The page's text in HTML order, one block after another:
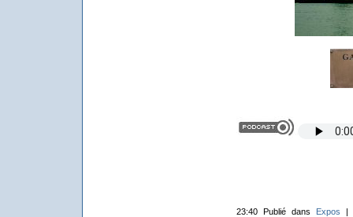
23:40 Publié dans Expos |